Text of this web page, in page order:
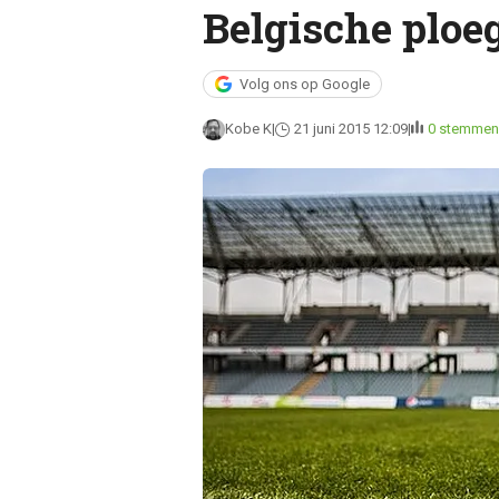
Belgische
Volg ons op Google
Kobe K 21 juni 2015 12:09 0 stemmen